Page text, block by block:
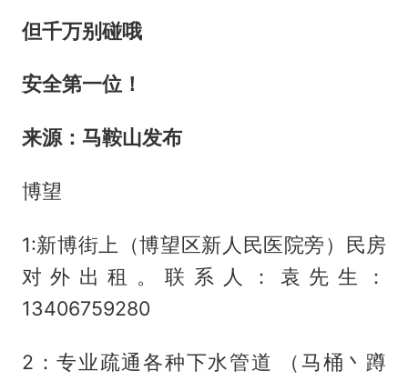
但千万别碰哦
安全第一位！
来源：马鞍山发布
博望
1:新博街上（博望区新人民医院旁）民房
对外出租。联系人：袁先生：
13406759280
2：专业疏通各种下水管道 （马桶丶蹲